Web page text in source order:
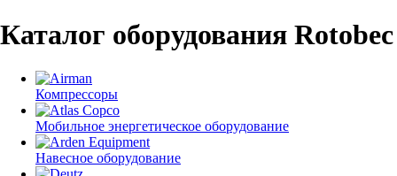
Каталог оборудования Rotobec
Компрессоры
Мобильное энергетическое оборудование
Навесное оборудование